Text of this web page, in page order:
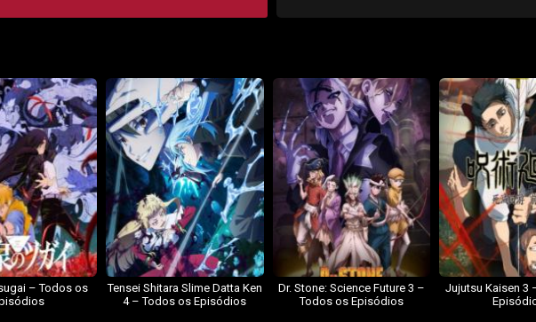
– Todos os
Tensei Shitara Slime Datta Ken
4 – Todos os Episódios
Dr. Stone: Science Future 3 –
Todos os Episódios
Jujutsu Kaisen 3